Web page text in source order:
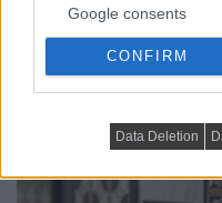
Google consents
CONFIRM
Data Deletion
15 mini átalakítás,